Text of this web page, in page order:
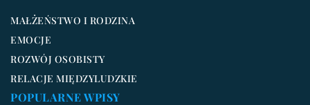
MAŁŻEŃSTWO I RODZINA
EMOCJE
ROZWÓJ OSOBISTY
RELACJE MIĘDZYLUDZKIE
POPULARNE WPISY